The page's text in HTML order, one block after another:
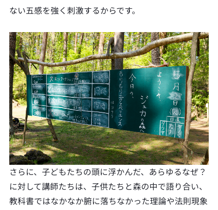
ない五感を強く刺激するからです。
さらに、子どもたちの頭に浮かんだ、あらゆるなぜ？
に対して講師たちは、子供たちと森の中で語り合い、
教科書ではなかなか腑に落ちなかった理論や法則現象